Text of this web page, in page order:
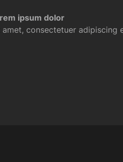
ipsum dolor
amet, consectetuer adipiscing